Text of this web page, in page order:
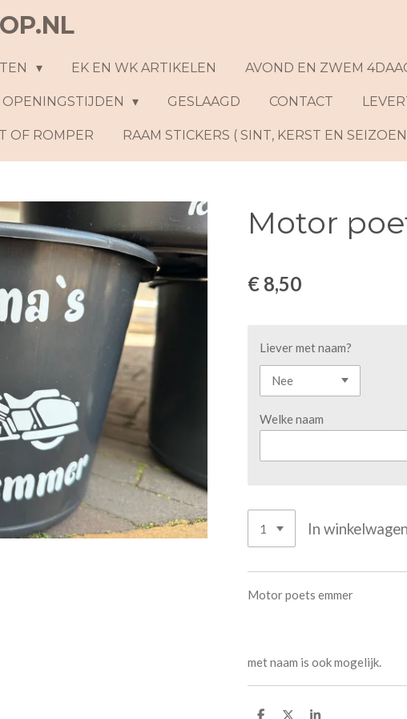
EK EN WK ARTIKELEN AVOND EN ZWEM
OPENINGSTIJDEN GESLAAGD CONTACT
OF ROMPER RAAM STICKERS ( SINT, KERST EN
Motor
€ 8,50
Liever met naam?
Welke naam
In
Motor poets emmer
met naam is ook mogelijk.